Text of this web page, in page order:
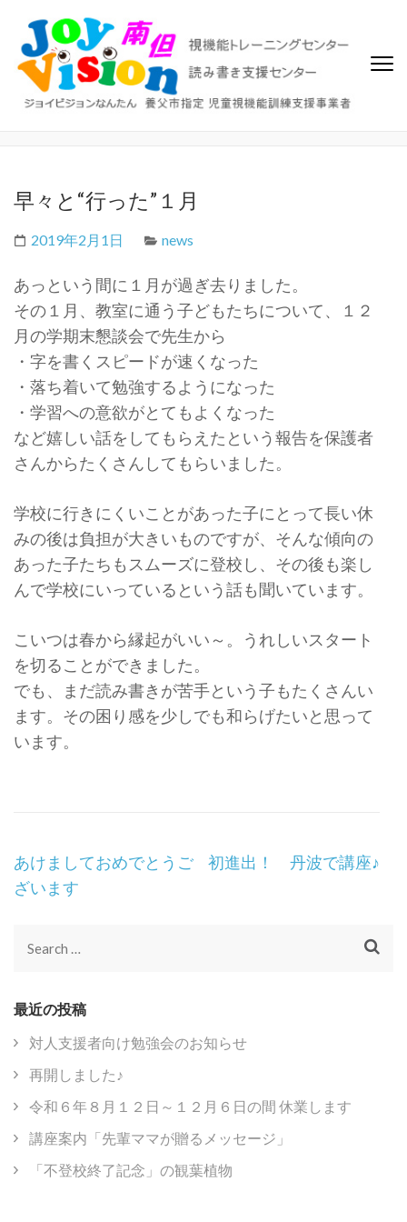
早々と“行った”１月
2019年2月1日 news
あっという間に１月が過ぎ去りました。
その１月、教室に通う子どもたちについて、１２
月の学期末懇談会で先生から
・字を書くスピードが速くなった
・落ち着いて勉強するようになった
・学習への意欲がとてもよくなった
など嬉しい話をしてもらえたという報告を保護者
さんからたくさんしてもらいました。
学校に行きにくいことがあった子にとって長い休
みの後は負担が大きいものですが、そんな傾向の
あった子たちもスムーズに登校し、その後も楽し
んで学校にいっているという話も聞いています。
こいつは春から縁起がいい～。うれしいスタート
を切ることができました。
でも、まだ読み書きが苦手という子もたくさんい
ます。その困り感を少しでも和らげたいと思って
います。
Post
Navigation
あけましておめでとうご
ざいます
初進出！ 丹波で講座♪
Search
最近の投稿
対人支援者向け勉強会のお知らせ
再開しました♪
令和６年８月１２日～１２月６日の間 休業します
講座案内「先輩ママが贈るメッセージ」
「不登校終了記念」の観葉植物